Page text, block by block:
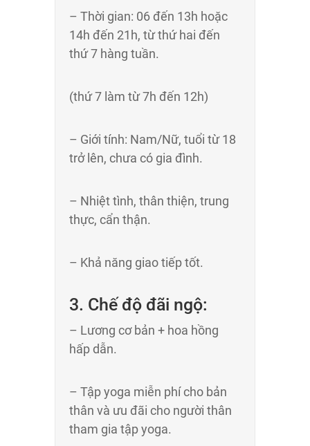
– Thời gian: 06 đến 13h hoặc
14h đến 21h, từ thứ hai đến
thứ 7 hàng tuần.
(thứ 7 làm từ 7h đến 12h)
– Giới tính: Nam/Nữ, tuổi từ 18
trở lên, chưa có gia đình.
– Nhiệt tình, thân thiện, trung
thực, cẩn thận.
– Khả năng giao tiếp tốt.
3. Chế độ đãi ngộ:
– Lương cơ bản + hoa hồng
hấp dẫn.
– Tập yoga miễn phí cho bản
thân và ưu đãi cho người thân
tham gia tập yoga.